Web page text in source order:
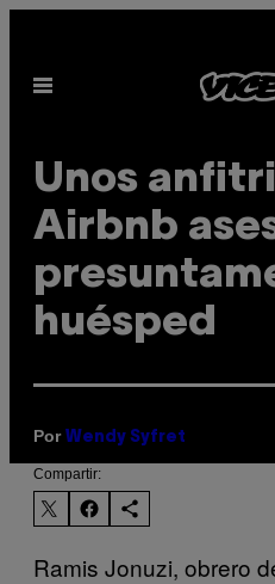
contenido
Abrir
Unos
Airbnb
huésped
Por Wendy Syfret
Compartir:
Ramis Jonuzi, obrero